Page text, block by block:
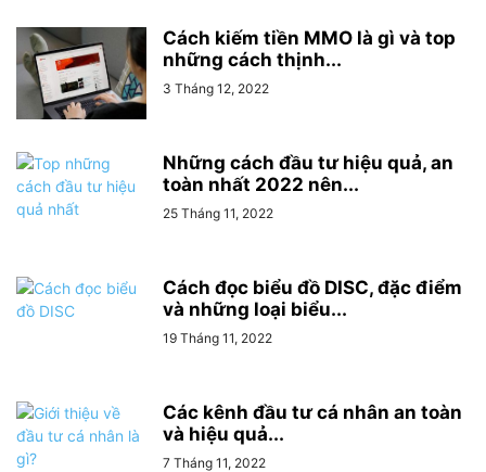
Cách kiếm tiền MMO là gì và top
những cách thịnh...
3 Tháng 12, 2022
Những cách đầu tư hiệu quả, an
toàn nhất 2022 nên...
25 Tháng 11, 2022
Cách đọc biểu đồ DISC, đặc điểm
và những loại biểu...
19 Tháng 11, 2022
Các kênh đầu tư cá nhân an toàn
và hiệu quả...
7 Tháng 11, 2022